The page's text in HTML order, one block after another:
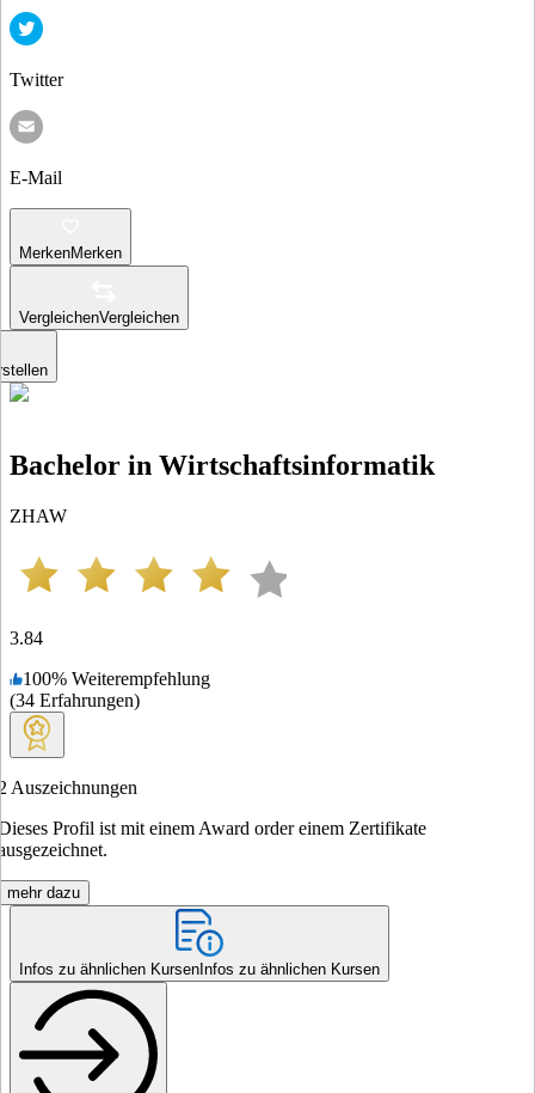
Twitter
E-Mail
MerkenMerken
VergleichenVergleichen
Bachelor in Wirtschaftsinformatik
ZHAW
3.84
100% Weiterempfehlung
(34 Erfahrungen)
Auszeichnungen
Profil ist mit einem Award order einem Zertifikate
mehr dazu
Infos zu ähnlichen Kursen Infos zu ähnlichen Kursen